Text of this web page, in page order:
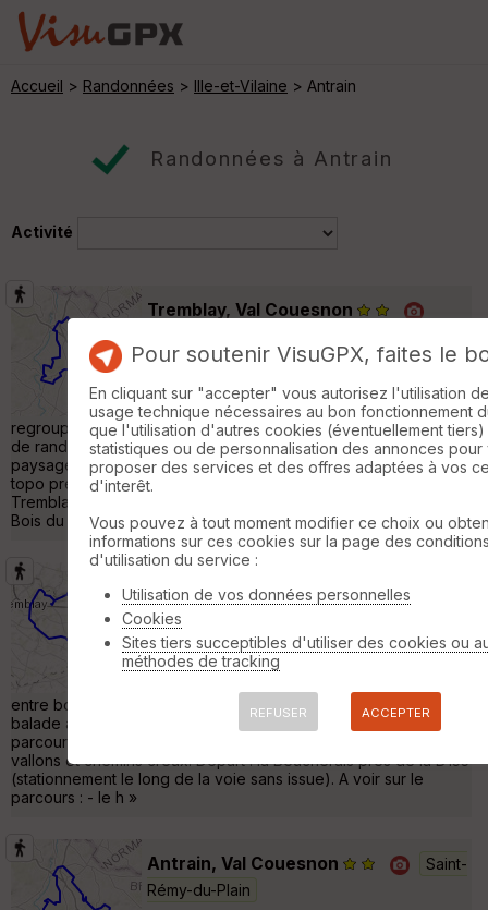
Accueil > Randonnées > Ille-et-Vilaine > Antrain
Randonnées à Antrain
Activité
Tremblay, Val Couesnon
Randonnée Pédestre 29 km 440 m
Au nord du département d'Ille et Vilaine, le
Pays de Couesnon Marche de Bretagne,
regroupe près de 400 km de chemins balisés avec les sentiers
de randonnée et les voies vertes. On y découvre des
paysages bocagers très variés et un riche patrimoine bâti. Ce
topo présente une boucle de randonnée au départ de
Tremblay, un petit bourg du Val Couesnon situé entre le Grand
Bois du Pontavice »
Tremblay, la balade à Louis
Tremblay
Randonnée Pédestre 16 km 190 m
Le Pays de Couesnon - Marche de
entre bocage et patrimoine. Cette randonnée reprend la
balade à Louis, un randonner de Tremblay qui a inspiré ce
parcours, ici proposé dans sa version longue entre campagne,
vallons et chemins creux. Départ : la Beucherais près de la D155
(stationnement le long de la voie sans issue). A voir sur le
parcours : - le h »
Antrain, Val Couesnon
Saint-
Rémy-du-Plain
Pour soutenir VisuGPX, faites le
En cliquant sur "accepter" vous autorisez l'utilisation
usage technique nécessaires au bon fonctionnement
que l'utilisation d'autres cookies (éventuellement
statistiques ou de personnalisation des annonces pour
proposer des services et des offres adaptées à vos
d'interêt.
Vous pouvez à tout moment modifier ce choix ou
informations sur ces cookies sur la page des
d'utilisation du service :
Utilisation de vos données personnelles
Cookies
Sites tiers succeptibles d'utiliser des cookies ou
méthodes de tracking
REFUSER ACCEPTER